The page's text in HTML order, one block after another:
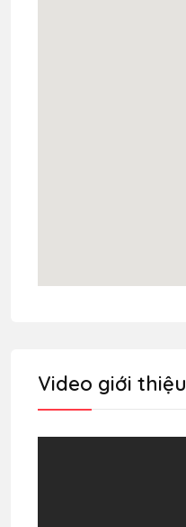
Video giới thiệu